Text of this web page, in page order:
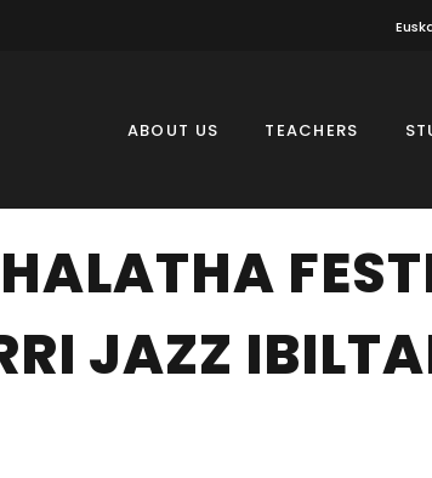
ABOUT US TEACHERS
JAZZ